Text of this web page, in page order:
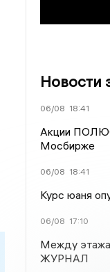
Новости
06/08 18:41
Акции
Мосбирже
06/08 18:41
Курс юаня
06/08 17:10
Между
ЖУРНАЛ